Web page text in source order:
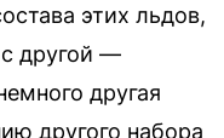
этих льдов,
другой —
другая
другого набора